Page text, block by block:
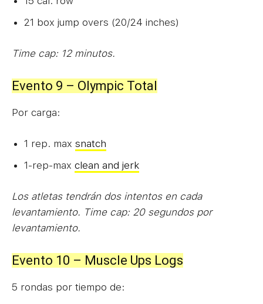
21 box jump overs (20/24 inches)
Time cap: 12 minutos.
Evento 9 – Olympic Total
Por carga:
1 rep. max snatch
1-rep-max clean and jerk
Los atletas tendrán dos intentos en cada
levantamiento. Time cap: 20 segundos por
levantamiento.
Evento 10 – Muscle Ups Logs
5 rondas por tiempo de: